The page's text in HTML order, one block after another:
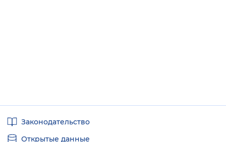
ссылкиЗаконодательство
Открытые данные